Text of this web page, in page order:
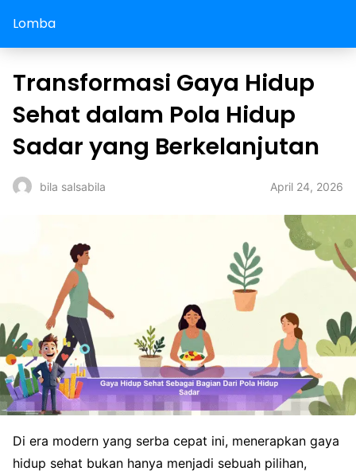
Lomba
Transformasi Gaya Hidup
Sehat dalam Pola Hidup
Sadar yang Berkelanjutan
bila salsabila April 24, 2026
Di era modern yang serba cepat ini, menerapkan gaya
hidup sehat bukan hanya menjadi sebuah pilihan,